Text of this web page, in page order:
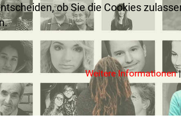
ob Sie die Cookies
Weitere Informationen